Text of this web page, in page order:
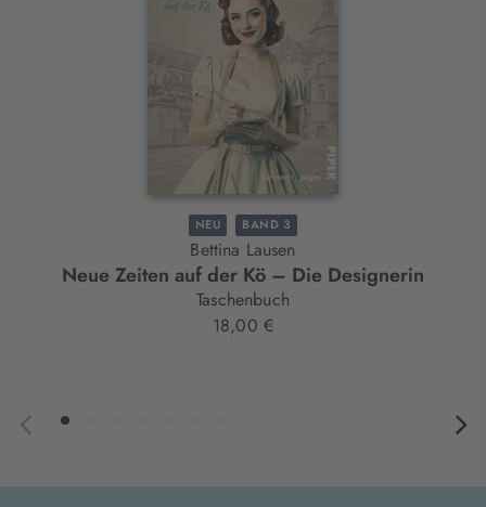
NEU BAND 3
Bettina Lausen
Neue Zeiten auf der Kö – Die Designerin
Taschenbuch
18,00 €